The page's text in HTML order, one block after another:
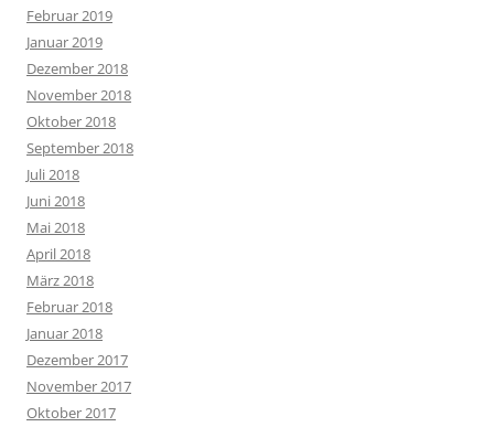
Februar 2019
Januar 2019
Dezember 2018
November 2018
Oktober 2018
September 2018
Juli 2018
Juni 2018
Mai 2018
April 2018
März 2018
Februar 2018
Januar 2018
Dezember 2017
November 2017
Oktober 2017